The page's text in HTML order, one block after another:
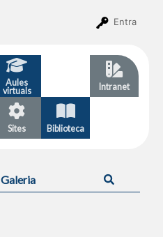
Entra
Aules
virtuals
Intranet
Sites Biblioteca
Galeria Cerca